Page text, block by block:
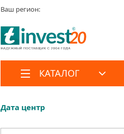
Ваш регион:
КАТАЛОГ
Дата центр